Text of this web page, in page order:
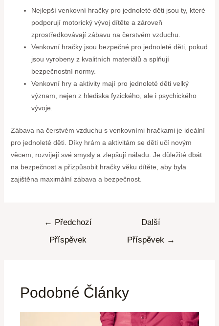
Nejlepší venkovní hračky pro jednoleté děti jsou ty, které
podporují motorický vývoj dítěte a zároveň
zprostředkovávají zábavu na čerstvém vzduchu.
Venkovní hračky jsou bezpečné pro jednoleté děti, pokud
jsou vyrobeny z kvalitních materiálů a splňují
bezpečnostní normy.
Venkovní hry a aktivity mají pro jednoleté děti velký
význam, nejen z hlediska fyzického, ale i psychického
vývoje.
Zábava na čerstvém vzduchu s venkovními hračkami je ideální
pro jednoleté děti. Díky hrám a aktivitám se děti učí novým
věcem, rozvíjejí své smysly a zlepšují náladu. Je důležité dbát
na bezpečnost a přizpůsobit hračky věku dítěte, aby byla
zajištěna maximální zábava a bezpečnost.
← Předchozí
Příspěvek
Další
Příspěvek →
Podobné Články